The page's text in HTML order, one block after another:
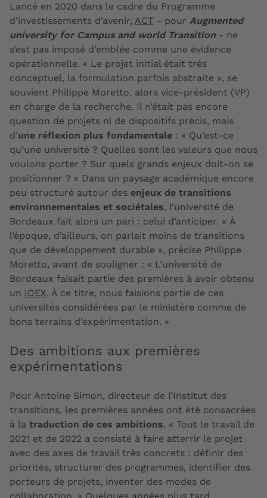
Lancé en 2020 dans le cadre du Programme
d’investissements d’avenir, ACT - pour Augmented
university for Campus and world Transition - ne
s’est pas imposé d’emblée comme une évidence
opérationnelle. « Le projet initial était très
conceptuel, la formulation parfois abstraite », se
souvient Philippe Moretto, alors vice-président (VP)
en charge de la recherche. Il n’était pas encore
question de projets ni de dispositifs précis, mais
d’une réflexion plus fondamentale : « Qu’est-ce
qu’une université ? Quelles sont les valeurs que nous
voulons porter ? Sur quels grands enjeux doit-on se
positionner ? » Dans un paysage académique encore
peu structuré autour des enjeux de transitions
environnementales et sociétales, l’université de
Bordeaux fait alors un pari : celui d’anticiper. « À
l’époque, d’ailleurs, on parlait moins de transitions
que de développement durable », précise Philippe
Moretto, avant de souligner : « L’université de
Bordeaux faisait partie des premières à avoir obtenu
un IDEX. À ce titre, nous faisions partie de ces
universités considérées par le ministère comme de
bons terrains d’expérimentation. »
Des ambitions aux premières
expérimentations
Pour Antoine Simon, directeur de l’Institut des
transitions, les premières années ont été consacrées
à la traduction de ces ambitions. « Tout le travail de
2021 et de 2022 a consisté à faire atterrir le projet
avec des axes de travail très concrets : définir des
priorités, structurer des programmes, identifier des
porteurs de projets, inventer des modes de